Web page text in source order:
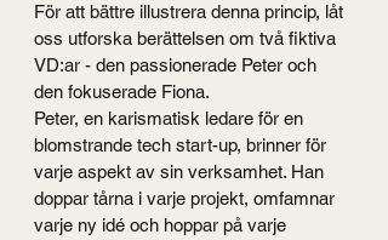
För att bättre illustrera denna princip, låt
oss utforska berättelsen om två fiktiva
VD:ar - den passionerade Peter och
den fokuserade Fiona.
Peter, en karismatisk ledare för en
blomstrande tech start-up, brinner för
varje aspekt av sin verksamhet. Han
doppar tårna i varje projekt, omfamnar
varje ny idé och hoppar på varje